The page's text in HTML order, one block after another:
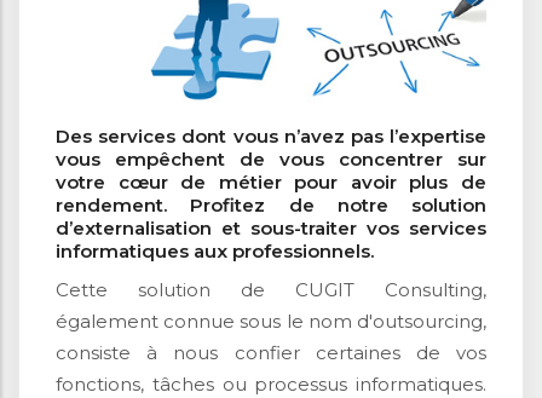
Des services dont vous n’avez pas l’expertise
vous empêchent de vous concentrer sur
votre cœur de métier pour avoir plus de
rendement. Profitez de notre solution
d’externalisation et sous-traiter vos services
informatiques aux professionnels.
Cette solution de CUGIT Consulting,
également connue sous le nom d'outsourcing,
consiste à nous confier certaines de vos
fonctions, tâches ou processus informatiques.